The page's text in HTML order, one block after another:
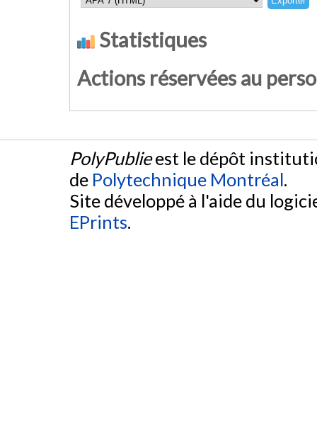
Statistiques
Actions réservées au
PolyPublieest le dépôt
de Polytechnique Montréal.
Site développé à l'aide du
EPrints.